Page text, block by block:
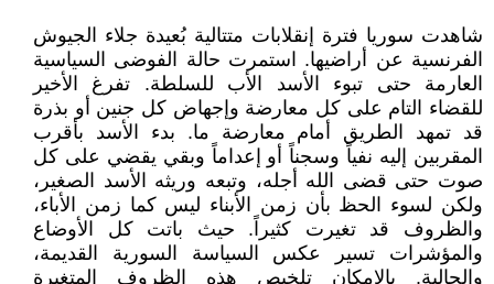
شاهدت سوريا فترة إنقلابات متتالية بُعيدة جلاء الجيوش
الفرنسية عن أراضيها. استمرت حالة الفوضى السياسية
العارمة حتى تبوء الأسد الأب للسلطة. تفرغ الأخير
للقضاء التام على كل معارضة وإجهاض كل جنين أو بذرة
قد تمهد الطريق أمام معارضة ما. بدء الأسد بأقرب
المقربين إليه نفياً وسجناً أو إعداماً وبقي يقضي على كل
صوت حتى قضى الله أجله، وتبعه وريثه الأسد الصغير،
ولكن لسوء الحظ بأن زمن الأبناء ليس كما زمن الأباء،
والظروف قد تغيرت كثيراً. حيث باتت كل الأوضاع
والمؤشرات تسير عكس السياسة السورية القديمة،
والحالية. بالإمكان تلخيص هذه الظروف المتغيرة